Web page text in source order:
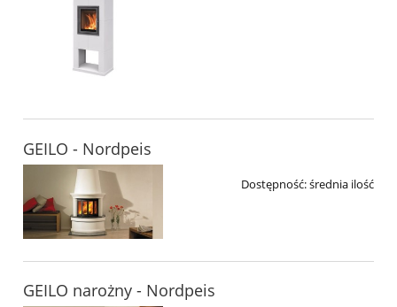
GEILO - Nordpeis
Dostępność:średnia ilość
GEILO narożny - Nordpeis